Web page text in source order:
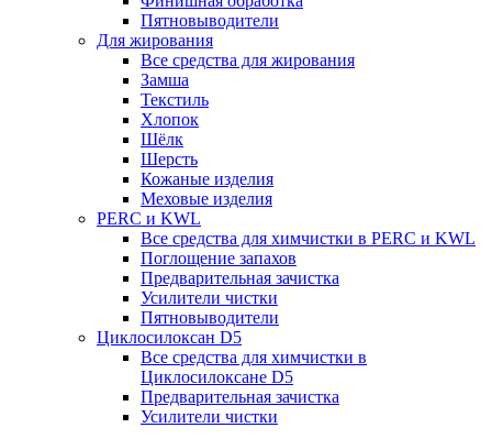
Пятновыводители
Для жирования
Все средства для жирования
Замша
Текстиль
Хлопок
Шёлк
Шерсть
Кожаные изделия
Меховые изделия
PERC и KWL
Все средства для химчистки в PERC и KWL
Поглощение запахов
Предварительная зачистка
Усилители чистки
Пятновыводители
Циклосилоксан D5
Все средства для химчистки в
Циклосилоксане D5
Предварительная зачистка
Усилители чистки